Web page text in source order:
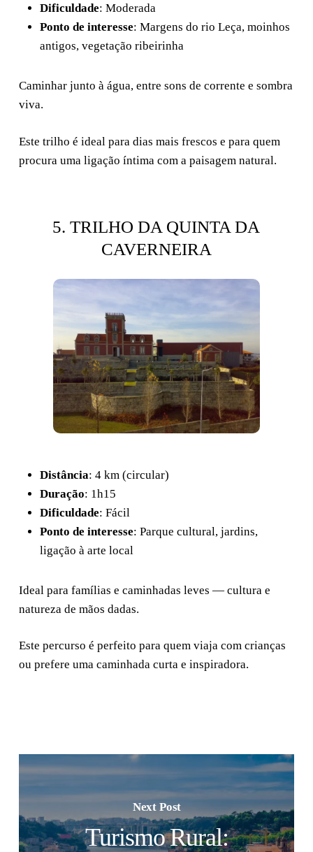
Dificuldade: Moderada
Ponto de interesse: Margens do rio Leça, moinhos
antigos, vegetação ribeirinha
Caminhar junto à água, entre sons de corrente e sombra
viva.
Este trilho é ideal para dias mais frescos e para quem
procura uma ligação íntima com a paisagem natural.
5. TRILHO DA QUINTA DA
CAVERNEIRA
Distância: 4 km (circular)
Duração: 1h15
Dificuldade: Fácil
Ponto de interesse: Parque cultural, jardins,
ligação à arte local
Ideal para famílias e caminhadas leves — cultura e
natureza de mãos dadas.
Este percurso é perfeito para quem viaja com crianças
ou prefere uma caminhada curta e inspiradora.
Next Post
Turismo Rural: